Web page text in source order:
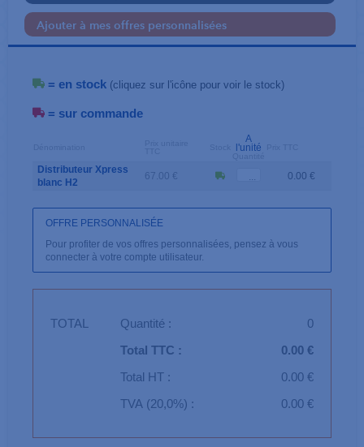
Ajouter à mes offres personnalisées
= en stock (cliquez sur l'icône pour voir le stock)
= sur commande
A
l'unité
Distributeur Xpress
blanc H2
67.00 € 0.00 €
OFFRE PERSONNALISÉE
Pour profiter de vos offres personnalisées, pensez à vous
connecter à votre compte utilisateur.
TOTAL Quantité :
0
Total TTC :
0.00 €
Total HT :
0.00 €
TVA (20,0%) :
0.00 €